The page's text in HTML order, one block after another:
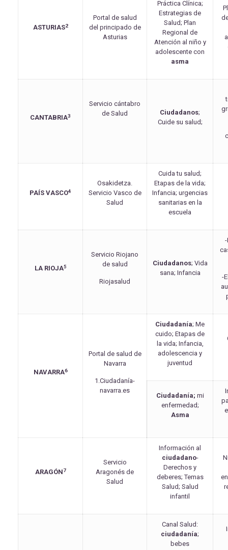
ASTURIAS2
Portal de salud
del principado de
Asturias
Práctica Clínica;
Estrategias de
Salud; Plan
Regional de
Atención al niño y
adolescente con
asma
CANTABRIA3
Servicio cántabro
de Salud
Ciudadanos;
Cuide su salud;
PAÍS VASCO4
Osakidetza.
Servicio Vasco de
Salud
Cuida tu salud;
Etapas de la vida;
Infancia; urgencias
sanitarias en la
escuela
LA RIOJA5
Servicio Riojano
de salud
Riojasalud
Ciudadanos; Vida
sana; Infancia
-
NAVARRA6
Portal de salud de
Navarra
1.Ciudadanía-
navarra.es
Ciudadanía; Me
cuido; Etapas de
la vida; Infancia,
adolescencia y
juventud
Ciudadanía; mi
enfermedad;
Asma
ARAGÓN7
Servicio
Aragonés de
Salud
Información al
ciudadano-
Derechos y
deberes; Temas
Salud; Salud
infantil
Canal Salud:
ciudadanía;
bebes